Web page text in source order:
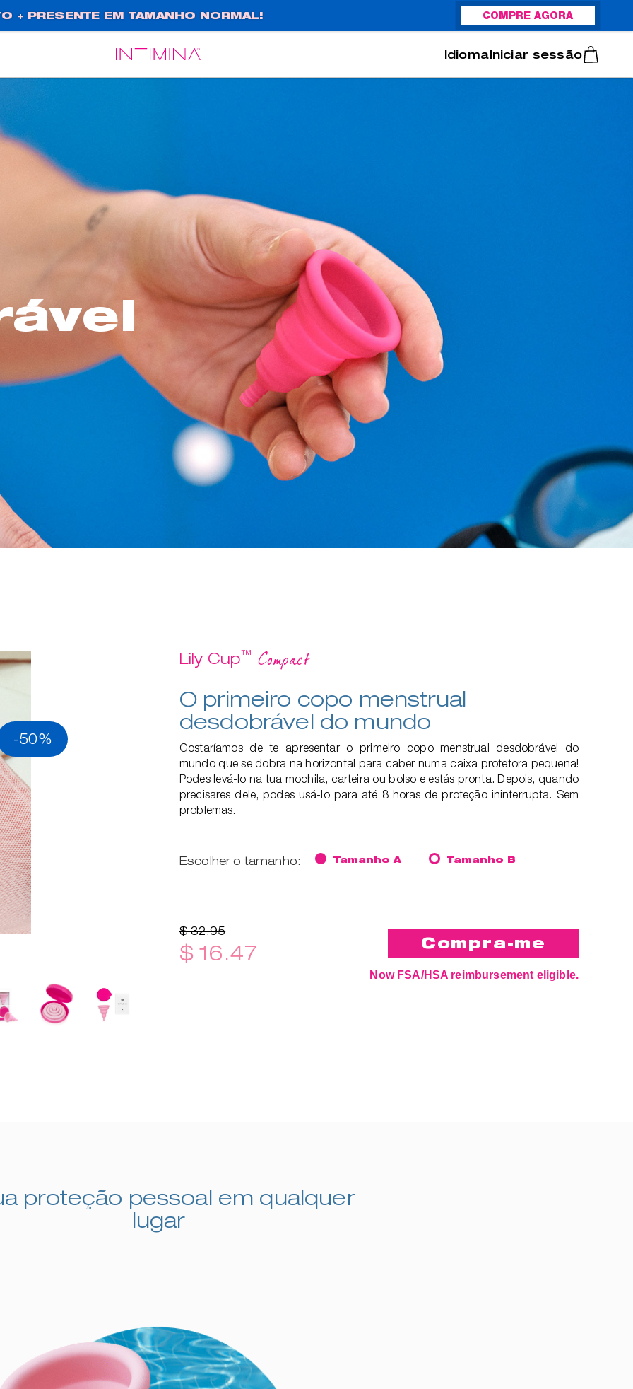
+ PRESENTE EM TAMANHO NORMAL! COMPRE AGORA
Português
Iniciar sessão
-50%
Lily Cup™ Compact
O primeiro copo menstrual
desdobrável do mundo
Gostaríamos de te apresentar o primeiro copo menstrual desdobrável do
mundo que se dobra na horizontal para caber numa caixa protetora pequena!
Podes levá-lo na tua mochila, carteira ou bolso e estás pronta. Depois, quando
precisares dele, podes usá-lo para até 8 horas de proteção ininterrupta. Sem
problemas.
Escolher o tamanho: Tamanho A Tamanho B
$ 32.95
$ 16.47
Now FSA/HSA reimbursement eligible.
proteção pessoal em qualquer
lugar